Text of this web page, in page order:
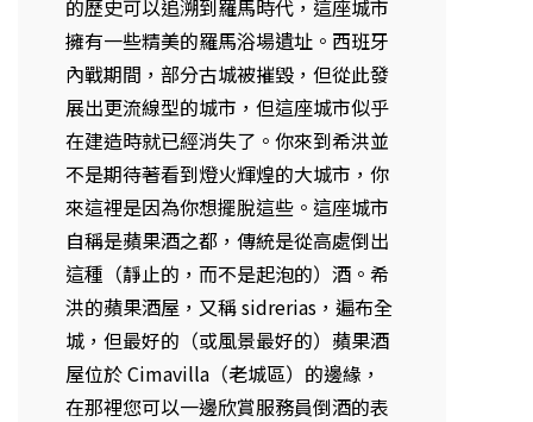
的歷史可以追溯到羅馬時代，這座城市
擁有一些精美的羅馬浴場遺址。西班牙
內戰期間，部分古城被摧毀，但從此發
展出更流線型的城市，但這座城市似乎
在建造時就已經消失了。你來到希洪並
不是期待著看到燈火輝煌的大城市，你
來這裡是因為你想擺脫這些。這座城市
自稱是蘋果酒之都，傳統是從高處倒出
這種（靜止的，而不是起泡的）酒。希
洪的蘋果酒屋，又稱 sidrerias，遍布全
城，但最好的（或風景最好的）蘋果酒
屋位於 Cimavilla（老城區）的邊緣，
在那裡您可以一邊欣賞服務員倒酒的表